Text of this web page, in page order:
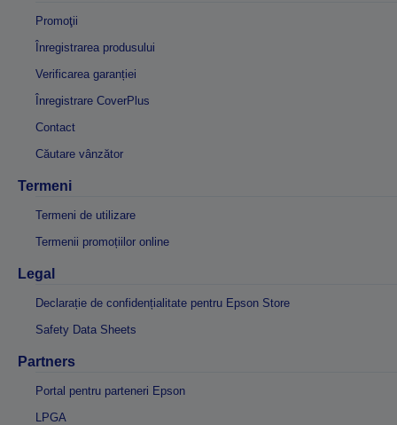
Promoţii
Înregistrarea produsului
Verificarea garanției
Înregistrare CoverPlus
Contact
Căutare vânzător
Termeni
Termeni de utilizare
Termenii promoțiilor online
Legal
Declarație de confidențialitate pentru Epson Store
Safety Data Sheets
Partners
Portal pentru parteneri Epson
LPGA